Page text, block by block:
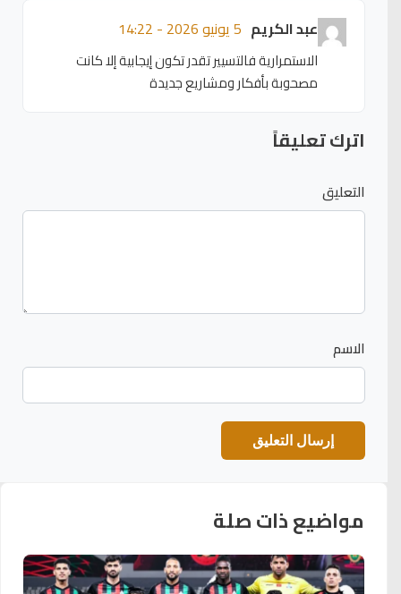
عبد الكريم 5 يونيو 2026 - 14:22
الاستمرارية فالتسيير تقدر تكون إيجابية إلا كانت
مصحوبة بأفكار ومشاريع جديدة
اترك تعليقاً
التعليق
الاسم
مواضيع ذات صلة